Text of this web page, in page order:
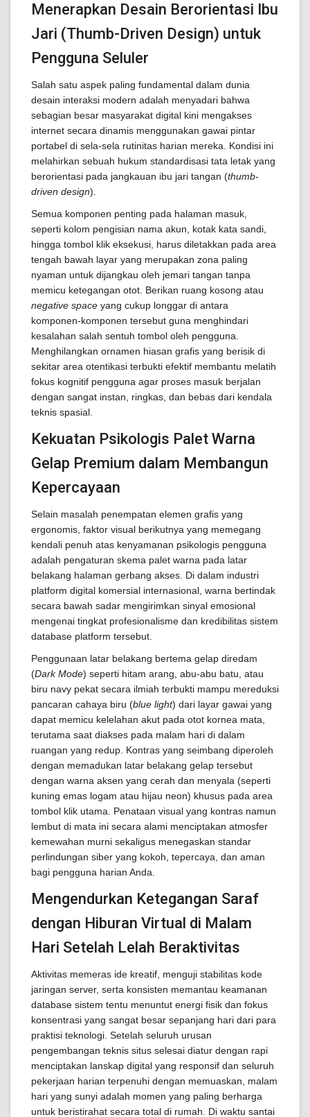
Menerapkan Desain Berorientasi Ibu
Jari (Thumb-Driven Design) untuk
Pengguna Seluler
Salah satu aspek paling fundamental dalam dunia
desain interaksi modern adalah menyadari bahwa
sebagian besar masyarakat digital kini mengakses
internet secara dinamis menggunakan gawai pintar
portabel di sela-sela rutinitas harian mereka. Kondisi ini
melahirkan sebuah hukum standardisasi tata letak yang
berorientasi pada jangkauan ibu jari tangan (thumb-
driven design).
Semua komponen penting pada halaman masuk,
seperti kolom pengisian nama akun, kotak kata sandi,
hingga tombol klik eksekusi, harus diletakkan pada area
tengah bawah layar yang merupakan zona paling
nyaman untuk dijangkau oleh jemari tangan tanpa
memicu ketegangan otot. Berikan ruang kosong atau
negative space yang cukup longgar di antara
komponen-komponen tersebut guna menghindari
kesalahan salah sentuh tombol oleh pengguna.
Menghilangkan ornamen hiasan grafis yang berisik di
sekitar area otentikasi terbukti efektif membantu melatih
fokus kognitif pengguna agar proses masuk berjalan
dengan sangat instan, ringkas, dan bebas dari kendala
teknis spasial.
Kekuatan Psikologis Palet Warna
Gelap Premium dalam Membangun
Kepercayaan
Selain masalah penempatan elemen grafis yang
ergonomis, faktor visual berikutnya yang memegang
kendali penuh atas kenyamanan psikologis pengguna
adalah pengaturan skema palet warna pada latar
belakang halaman gerbang akses. Di dalam industri
platform digital komersial internasional, warna bertindak
secara bawah sadar mengirimkan sinyal emosional
mengenai tingkat profesionalisme dan kredibilitas sistem
database platform tersebut.
Penggunaan latar belakang bertema gelap diredam
(Dark Mode) seperti hitam arang, abu-abu batu, atau
biru navy pekat secara ilmiah terbukti mampu mereduksi
pancaran cahaya biru (blue light) dari layar gawai yang
dapat memicu kelelahan akut pada otot kornea mata,
terutama saat diakses pada malam hari di dalam
ruangan yang redup. Kontras yang seimbang diperoleh
dengan memadukan latar belakang gelap tersebut
dengan warna aksen yang cerah dan menyala (seperti
kuning emas logam atau hijau neon) khusus pada area
tombol klik utama. Penataan visual yang kontras namun
lembut di mata ini secara alami menciptakan atmosfer
kemewahan murni sekaligus menegaskan standar
perlindungan siber yang kokoh, tepercaya, dan aman
bagi pengguna harian Anda.
Mengendurkan Ketegangan Saraf
dengan Hiburan Virtual di Malam
Hari Setelah Lelah Beraktivitas
Aktivitas memeras ide kreatif, menguji stabilitas kode
jaringan server, serta konsisten memantau keamanan
database sistem tentu menuntut energi fisik dan fokus
konsentrasi yang sangat besar sepanjang hari dari para
praktisi teknologi. Setelah seluruh urusan
pengembangan teknis situs selesai diatur dengan rapi
menciptakan lanskap digital yang responsif dan seluruh
pekerjaan harian terpenuhi dengan memuaskan, malam
hari yang sunyi adalah momen yang paling berharga
untuk beristirahat secara total di rumah. Di waktu santai